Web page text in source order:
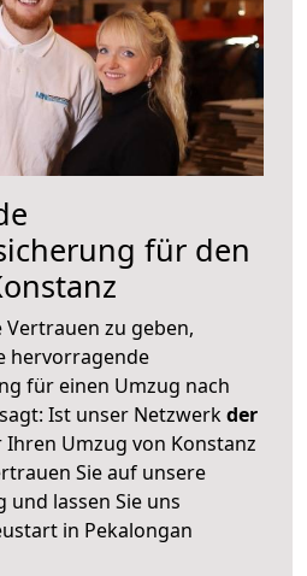
für den
zu geben,
hervorragende
für einen Umzug nach
Ist unser Netzwerkder
Umzug von Konstanz
Sie auf unsere
lassen Sie uns
in Pekalongan